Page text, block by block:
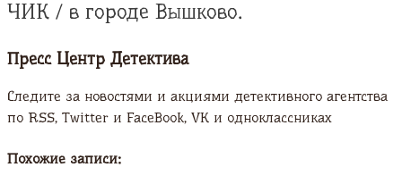
ЧИК / в городе Вышково.
Пресс Центр Детектива
Следите за новостями и акциями детективного агентства
по RSS, Twitter и FaсeBook, VK и одноклассниках
Похожие записи: